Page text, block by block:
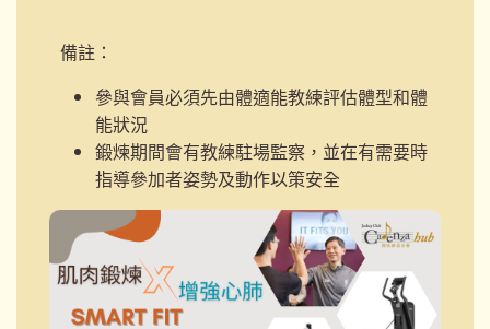
備註：
參與會員必須先由體適能教練評估體型和體
能狀況
鍛煉期間會有教練駐場監察，並在有需要時
指導參加者姿勢及動作以策安全